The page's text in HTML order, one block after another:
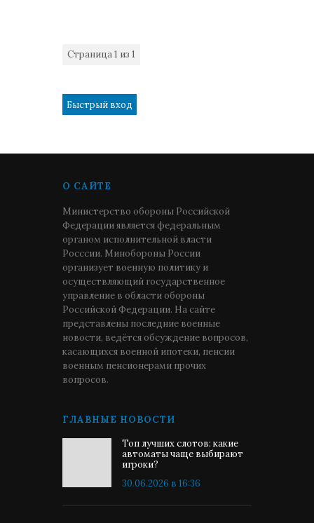
Страница1 из 1
О САЙТЕ
Министерство обороны Российской
Федерации является федеральным
органом исполнительной власти
Росссии. Минобороны России
организует военную политику и
осуществляющий государственное
управление в области обороны
Российской Федерации. На сайте
представлены последние военные
новости, ведётся обсуждение вопросов,
касающихся военной ипотеки, пенсии
военным пенсионерами прочих
вопросов.
ГЛАВНЫЕ НОВОСТИ
Топ лучших слотов: какие
автоматы чаще выбирают
игроки?
30.06.2026 в 16:36